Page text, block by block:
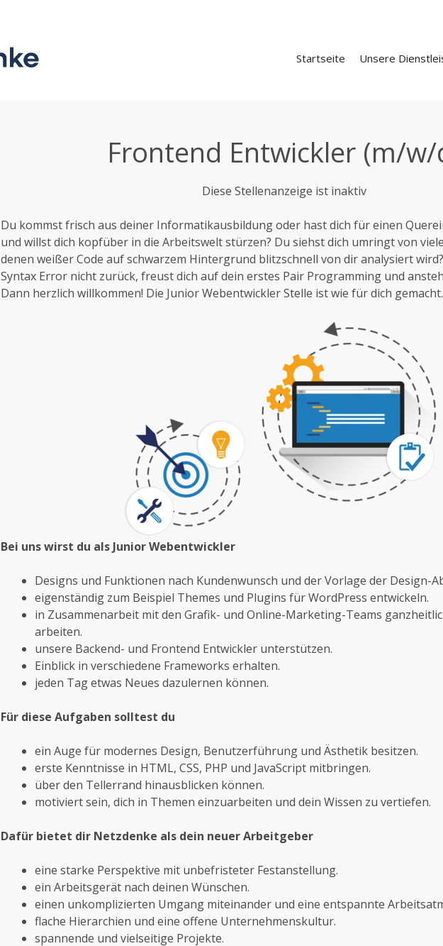
Startseite Unsere
Frontend Entwickler (m/w/
Diese Stellenanzeige ist inaktiv
Du kommst frisch aus deiner Informatikausbildung oder hast dich für einen
und willst dich kopfüber in die Arbeitswelt stürzen? Du siehst dich umringt von
denen weißer Code auf schwarzem Hintergrund blitzschnell von dir analysiert
Syntax Error nicht zurück, freust dich auf dein erstes Pair Programming und
Dann herzlich willkommen! Die Junior Webentwickler Stelle ist wie für dich gemacht.
Bei uns wirst du als Junior Webentwickler
Designs und Funktionen nach Kundenwunsch und der Vorlage der Design-
eigenständig zum Beispiel Themes und Plugins für WordPress entwickeln.
in Zusammenarbeit mit den Grafik- und Online-Marketing-Teams
arbeiten.
unsere Backend- und Frontend Entwickler unterstützen.
Einblick in verschiedene Frameworks erhalten.
jeden Tag etwas Neues dazulernen können.
Für diese Aufgaben solltest du
ein Auge für modernes Design, Benutzerführung und Ästhetik besitzen.
erste Kenntnisse in HTML, CSS, PHP und JavaScript mitbringen.
über den Tellerrand hinausblicken können.
motiviert sein, dich in Themen einzuarbeiten und dein Wissen zu vertiefen.
Dafür bietet dir Netzdenke als dein neuer Arbeitgeber
eine starke Perspektive mit unbefristeter Festanstellung.
ein Arbeitsgerät nach deinen Wünschen.
einen unkomplizierten Umgang miteinander und eine entspannte
flache Hierarchien und eine offene Unternehmenskultur.
spannende und vielseitige Projekte.